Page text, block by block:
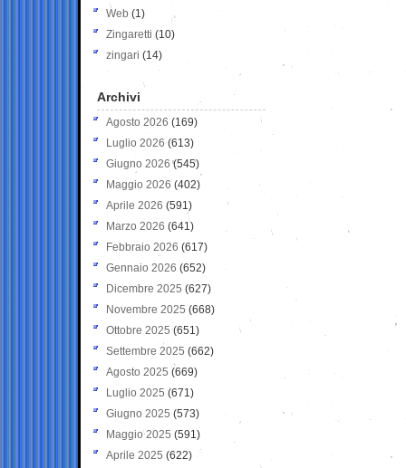
Web (1)
Zingaretti (10)
zingari (14)
Archivi
Agosto 2026 (169)
Luglio 2026 (613)
Giugno 2026 (545)
Maggio 2026 (402)
Aprile 2026 (591)
Marzo 2026 (641)
Febbraio 2026 (617)
Gennaio 2026 (652)
Dicembre 2025 (627)
Novembre 2025 (668)
Ottobre 2025 (651)
Settembre 2025 (662)
Agosto 2025 (669)
Luglio 2025 (671)
Giugno 2025 (573)
Maggio 2025 (591)
Aprile 2025 (622)